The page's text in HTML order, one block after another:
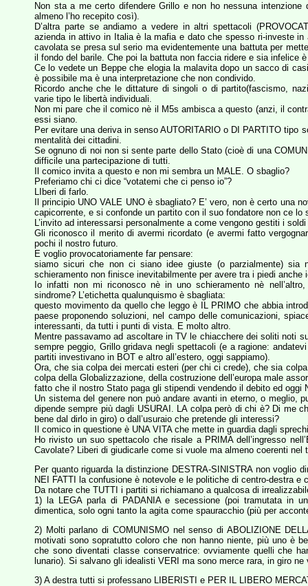
Non sta a me certo difendere Grillo e non ho nessuna
almeno l’ho recepito così).
D’altra parte se andiamo a vedere in altri spettacoli
azienda in attivo in Italia è la mafia e dato che spesso ri-investe
cavolata se presa sul serio ma evidentemente una battuta per
il fondo del barile. Che poi la battuta non faccia ridere e sia infelice
Ce lo vedete un Beppe che elogia la malavita dopo un sacco di
è possibile ma è una interpretazione che non condivido.
Ricordo anche che le dittature di singoli o di partito(fascismo,
varie tipo le libertà individuali.
Non mi pare che il comico nè il M5s ambisca a questo (anzi, il
essi siano.
Per evitare una deriva in senso AUTORITARIO o DI PARTITO tipo
mentalità dei cittadini.
Se ognuno di noi non si sente parte dello Stato (cioè di una
difficile una partecipazione di tutti.
Il comico invita a questo e non mi sembra un MALE. O sbaglio?
Preferiamo chi ci dice “votatemi che ci penso io”?
LIberi di farlo.
Il principio UNO VALE UNO è sbagliato? E’ vero, non è certo una
capicorrente, e si confonde un partito con il suo fondatore non ce lo
L’invito ad interessarsi personalmente a come vengono gestiti i
Gli riconosco il merito di avermi ricordato (e avermi fatto
pochi il nostro futuro.
E voglio provocatoriamente far pensare:
siamo sicuri che non ci siano idee giuste (o parzialmente)
schieramento non finisce inevitabilmente per avere tra i piedi anche
Io infatti non mi riconosco nè in uno schieramento nè
sindrome? L’etichetta qualunquismo è sbagliata:
questo movimento da quello che leggo è IL PRIMO che abbia
paese proponendo soluzioni, nel campo delle comunicazioni,
interessanti, da tutti i punti di vista. E molto altro.
Mentre passavamo ad ascoltare in TV le chiacchere dei soliti noti
sempre peggio, Grillo gridava negli spettacoli (e a ragione:
partiti investivano in BOT e altro all’estero, oggi sappiamo).
Ora, che sia colpa dei mercati esteri (per chi ci crede), che sia
colpa della Globalizzazione, della costruzione dell’europa male
fatto che il nostro Stato paga gli stipendi vendendo il debito ed oggi
Un sistema del genere non può andare avanti in eterno, o meglio,
dipende sempre più dagli USURAI. LA colpa però di chi è? Di me
bene dal dirlo in giro) o dall’usuraio che pretende gli interessi?
Il comico in questione è UNA VITA che mette in guardia dagli
Ho rivisto un suo spettacolo che risale a PRIMA dell’ingresso
Cavolate? Liberi di giudicarle come si vuole ma almeno coerenti nel
Per quanto riguarda la distinzione DESTRA-SINISTRA non voglio
NEI FATTI la confusione è notevole e le politiche di centro-destra e
Da notare che TUTTI i partiti si richiamano a qualcosa di
1) la LEGA parla di PADANIA e secessione (poi tramutata in
dimentica, solo ogni tanto la agita come spauracchio (più per
2) Molti parlano di COMUNISMO nel senso di ABOLIZIONE
motivati sono sopratutto coloro che non hanno niente, più uno è
che sono diventati classe conservatrice: ovviamente quelli che
lunario). Si salvano gli idealisti VERI ma sono merce rara, in giro ne
3) A destra tutti si professano LIBERISTI e PER IL LIBERO